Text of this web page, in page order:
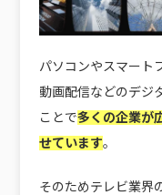
パソコンやスマート
動画配信などのデジ
ことで多くの企業が
せています。
そのためテレビ業界